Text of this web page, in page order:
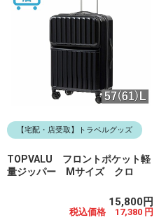
【宅配・店受取】トラベルグッズ
TOPVALU フロントポケット軽
量ジッパー Mサイズ クロ
15,800円
税込価格 17,380 円